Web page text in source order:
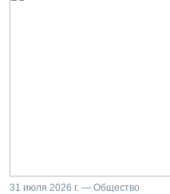
31 июля 2026 г. — Общество